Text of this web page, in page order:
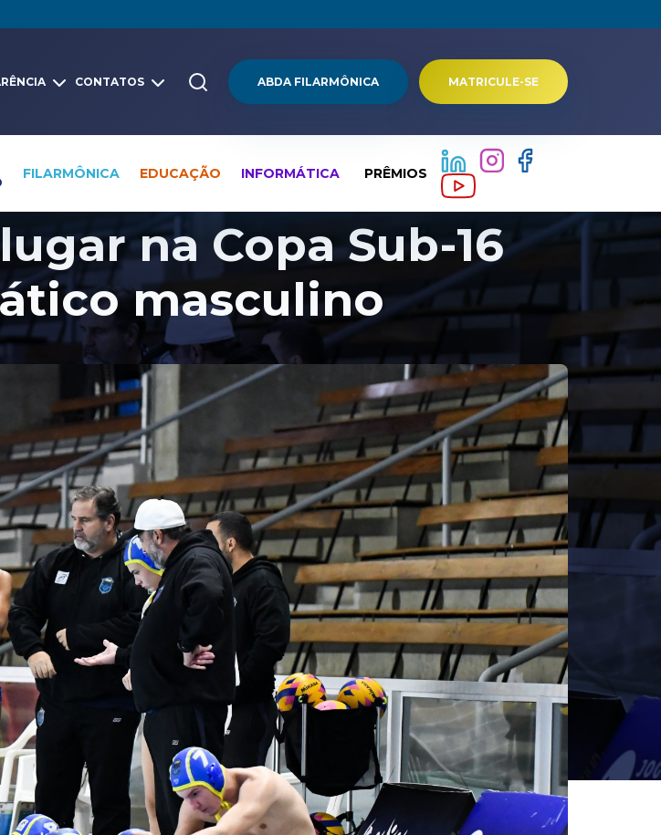
CONTATOS ABDA FILARMÔNICA MATRICULE-SE
FILARMÔNICA EDUCAÇÃO INFORMÁTICA PRÊMIOS
Notícias Polo Aquático
na Copa Sub-16
masculino